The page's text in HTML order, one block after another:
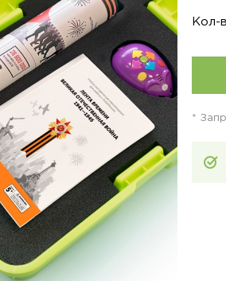
Кол-
*